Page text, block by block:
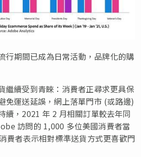
行期間已成為日常活動，品牌化的購
繼續受到青睞：消費者正尋求更具保
免運送延誤，網上落單門市 (或路邊)
續，2021 年 2 月相關訂單較去年同
訪問的 1,000 多位美國消費者當
費者表示相對標準送貨方式更喜歡門